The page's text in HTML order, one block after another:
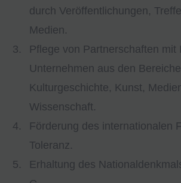
durch Veröffentlichungen,
Medien.
Pflege von Partnerschaften mit
Unternehmen aus den
Kulturgeschichte, Kunst,
Wissenschaft.
Förderung des internationalen
Toleranz.
Erhaltung des